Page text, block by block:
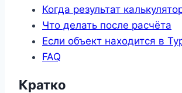
Когда результат
Что делать после расчёта
Если объект находится в
FAQ
Кратко